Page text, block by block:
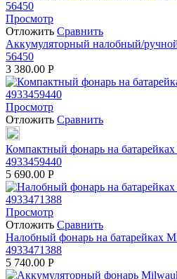
Просмотр
Отложить Сравнить
Аккумуляторный налобный/
56450
3 380.00 Р
Просмотр
Отложить Сравнить
Компактный фонарь на
4933459440
5 690.00 Р
Просмотр
Отложить Сравнить
Налобный фонарь на батарейках
4933471388
5 740.00 Р